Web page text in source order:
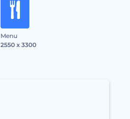
Menu
2550 x 3300